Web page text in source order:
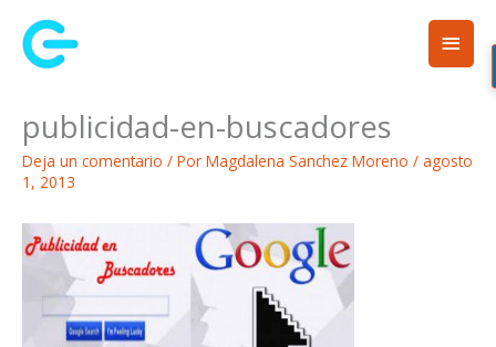
contenido
publicidad-en-buscadores
Deja un comentario / Por Magdalena Sanchez Moreno / agosto
1, 2013